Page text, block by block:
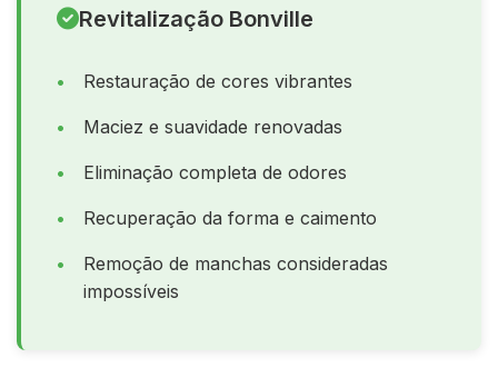
Revitalização Bonville
Restauração de cores vibrantes
Maciez e suavidade renovadas
Eliminação completa de odores
Recuperação da forma e caimento
Remoção de manchas consideradas
impossíveis